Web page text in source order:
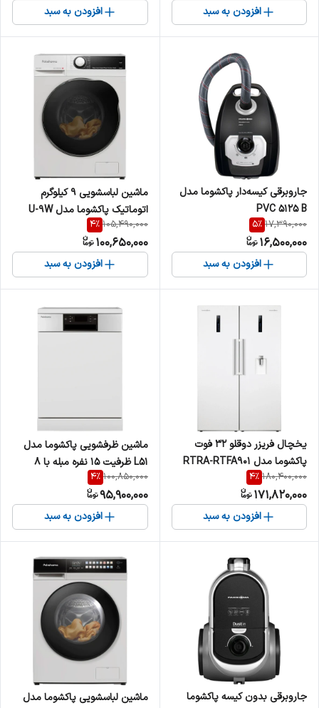
افزودن به سبد افزودن به سبد
جاروبرقی کیسه‌‎دار پاکشوما مدل
PVC 5125 B
17,390,000
5%
16,500,000
افزودن به سبد
ماشین لباسشویی 9 کیلوگرم
اتوماتیک پاکشوما مدل U-9W
105,490,000
4%
100,650,000
افزودن به سبد
یخچال فریزر دوقلو 32 فوت
پاکشوما مدل RTRA-RTFA901
iW (E2) سری Twin Peaks
180,400,000
4%
171,820,000
افزودن به سبد
ماشین ظرفشویی پاکشوما مدل
L51 ظرفیت ۱۵ نفره مبله با ۸
برنامه
100,850,000
4%
95,900,000
افزودن به سبد
جاروبرقی بدون کیسه پاکشوما
ماشین لباسشویی پاکشوما مدل